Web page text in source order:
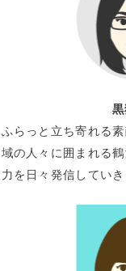
ふらっと立ち寄れる
域の人々に囲まれる
力を日々発信していき